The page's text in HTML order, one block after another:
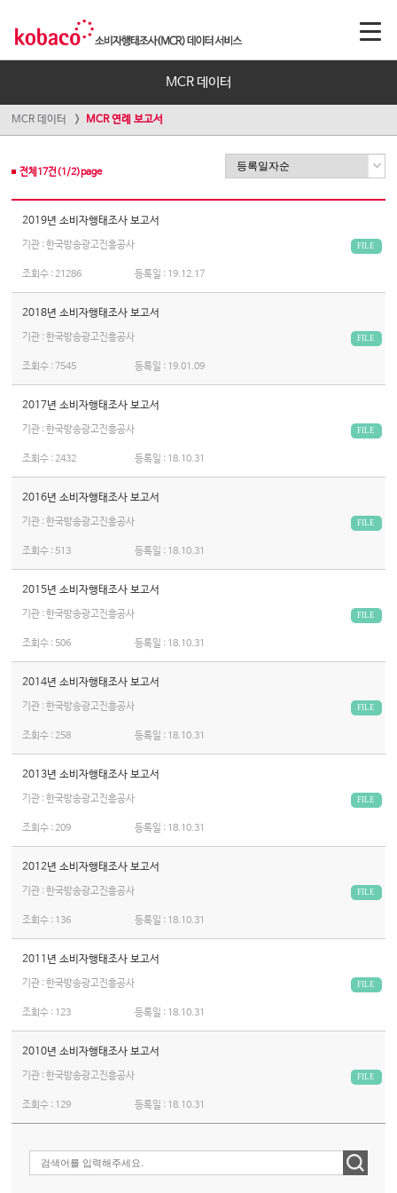
MCR 데이터
MCR 데이터 MCR 연례 보고서
전체 17건(1 /2)page
2019년 소비자행태조사 보고서
기관 : 한국방송광고진흥공사 FILE
조회수 :21286 등록일 : 19.12.17
2018년 소비자행태조사 보고서
기관 : 한국방송광고진흥공사 FILE
조회수 :7545 등록일 : 19.01.09
2017년 소비자행태조사 보고서
기관 : 한국방송광고진흥공사 FILE
조회수 :2432 등록일 : 18.10.31
2016년 소비자행태조사 보고서
기관 : 한국방송광고진흥공사 FILE
조회수 : 513 등록일 : 18.10.31
2015년 소비자행태조사 보고서
기관 : 한국방송광고진흥공사 FILE
조회수 : 506 등록일 : 18.10.31
2014년 소비자행태조사 보고서
기관 : 한국방송광고진흥공사 FILE
조회수 :258 등록일 : 18.10.31
2013년 소비자행태조사 보고서
기관 : 한국방송광고진흥공사 FILE
조회수 :209 등록일 : 18.10.31
2012년 소비자행태조사 보고서
기관 : 한국방송광고진흥공사 FILE
조회수 : 136 등록일 : 18.10.31
2011년 소비자행태조사 보고서
기관 : 한국방송광고진흥공사 FILE
조회수 : 123 등록일 : 18.10.31
2010년 소비자행태조사 보고서
기관 : 한국방송광고진흥공사 FILE
조회수 : 129 등록일 : 18.10.31